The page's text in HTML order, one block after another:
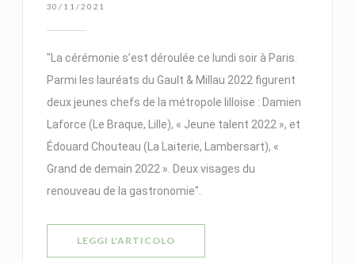
30/11/2021
"La cérémonie s’est déroulée ce lundi soir à Paris.
Parmi les lauréats du Gault & Millau 2022 figurent
deux jeunes chefs de la métropole lilloise : Damien
Laforce (Le Braque, Lille), « Jeune talent 2022 », et
Édouard Chouteau (La Laiterie, Lambersart), «
Grand de demain 2022 ». Deux visages du
renouveau de la gastronomie".
LEGGI L'ARTICOLO((APRE UNA NUOVA FINESTRA))